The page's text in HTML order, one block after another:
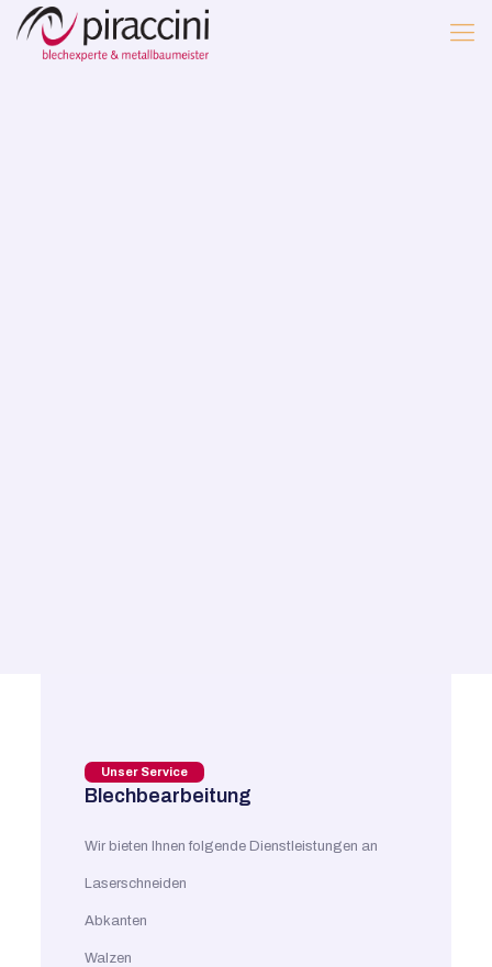
Unser Service
Blechbearbeitung
Wir bieten Ihnen folgende Dienstleistungen an
Laserschneiden
Abkanten
Walzen